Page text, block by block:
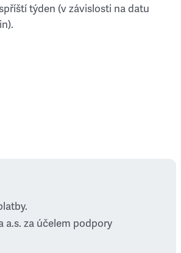
týden (v závislosti na datu
a.s. za účelem podpory